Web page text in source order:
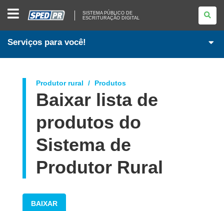
PÚBLICO
DE
ESCRITURAÇÃO
SISTEMA PÚBLICO DE
ESCRITURAÇÃO DIGITAL
Serviços para você!
Produtor rural Produtos
Baixar lista de
produtos do
Sistema de
Produtor Rural
BAIXAR